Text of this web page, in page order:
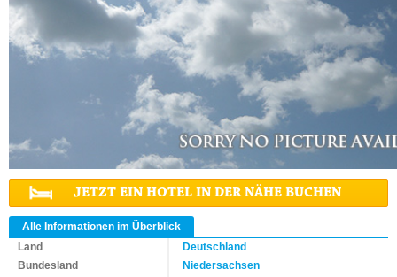
JETZT EIN HOTEL IN DER NÄHE BUCHEN
Alle Informationen im Überblick
Land
Deutschland
Bundesland
Niedersachsen